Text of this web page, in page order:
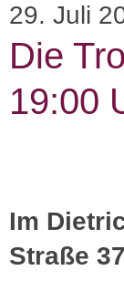
29. Juli
Die
19:00
Im
Straße